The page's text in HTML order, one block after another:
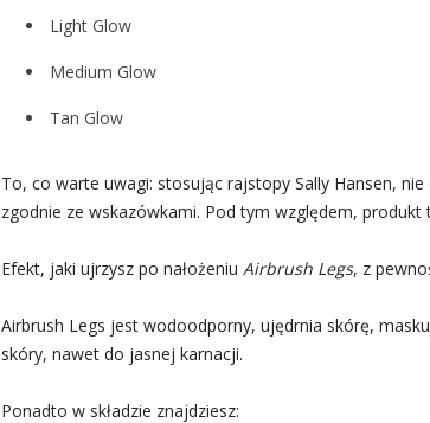
Light Glow
Medium Glow
Tan Glow
To, co warte uwagi: stosując rajstopy Sally Hansen,
zgodnie ze wskazówkami. Pod tym względem,
Efekt, jaki ujrzysz po nałożeniu Airbrush Legs, z
Airbrush Legs jest wodoodporny, ujędrnia skórę,
skóry, nawet do jasnej karnacji.
Ponadto w składzie znajdziesz: